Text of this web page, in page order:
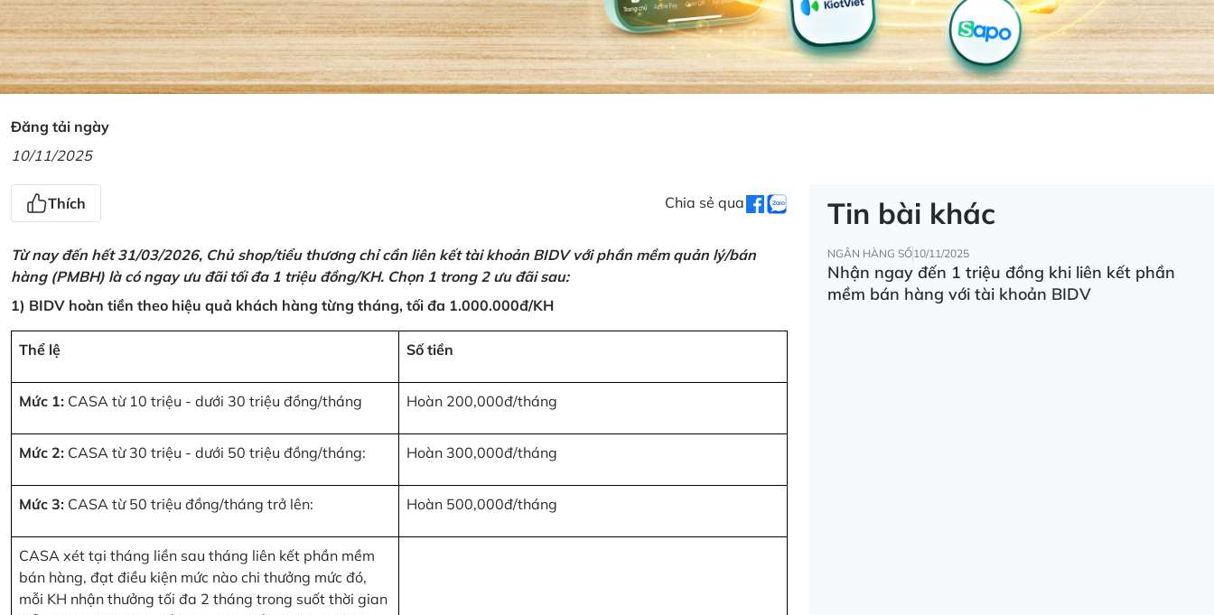
Đăng tải ngày
10/11/2025
Thích Chia sẻ qua
Từ nay đến hết 31/03/2026, Chủ shop/tiểu thương chỉ cần liên kết tài khoản BIDV với phần mềm quản lý/bán
hàng (PMBH) là có ngay ưu đãi tối đa 1 triệu đồng/KH. Chọn 1 trong 2 ưu đãi sau:
1) BIDV hoàn tiền theo hiệu quả khách hàng từng tháng, tối đa 1.000.000đ/KH
Thể lệ Số tiền
Mức 1: CASA từ 10 triệu - dưới 30 triệu đồng/tháng Hoàn 200,000đ/tháng
Mức 2: CASA từ 30 triệu - dưới 50 triệu đồng/tháng: Hoàn 300,000đ/tháng
Mức 3: CASA từ 50 triệu đồng/tháng trở lên: Hoàn 500,000đ/tháng
CASA xét tại tháng liền sau tháng liên kết phần mềm
bán hàng, đạt điều kiện mức nào chi thưởng mức đó,
mỗi KH nhận thưởng tối đa 2 tháng trong suốt thời gian
Tin bài khác
NGÂN HÀNG SỐ10/11/2025
Nhận ngay đến 1 triệu đồng khi liên kết phần
mềm bán hàng với tài khoản BIDV